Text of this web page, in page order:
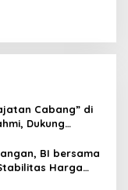
Cabang” di
Dukung
BI bersama
Harga